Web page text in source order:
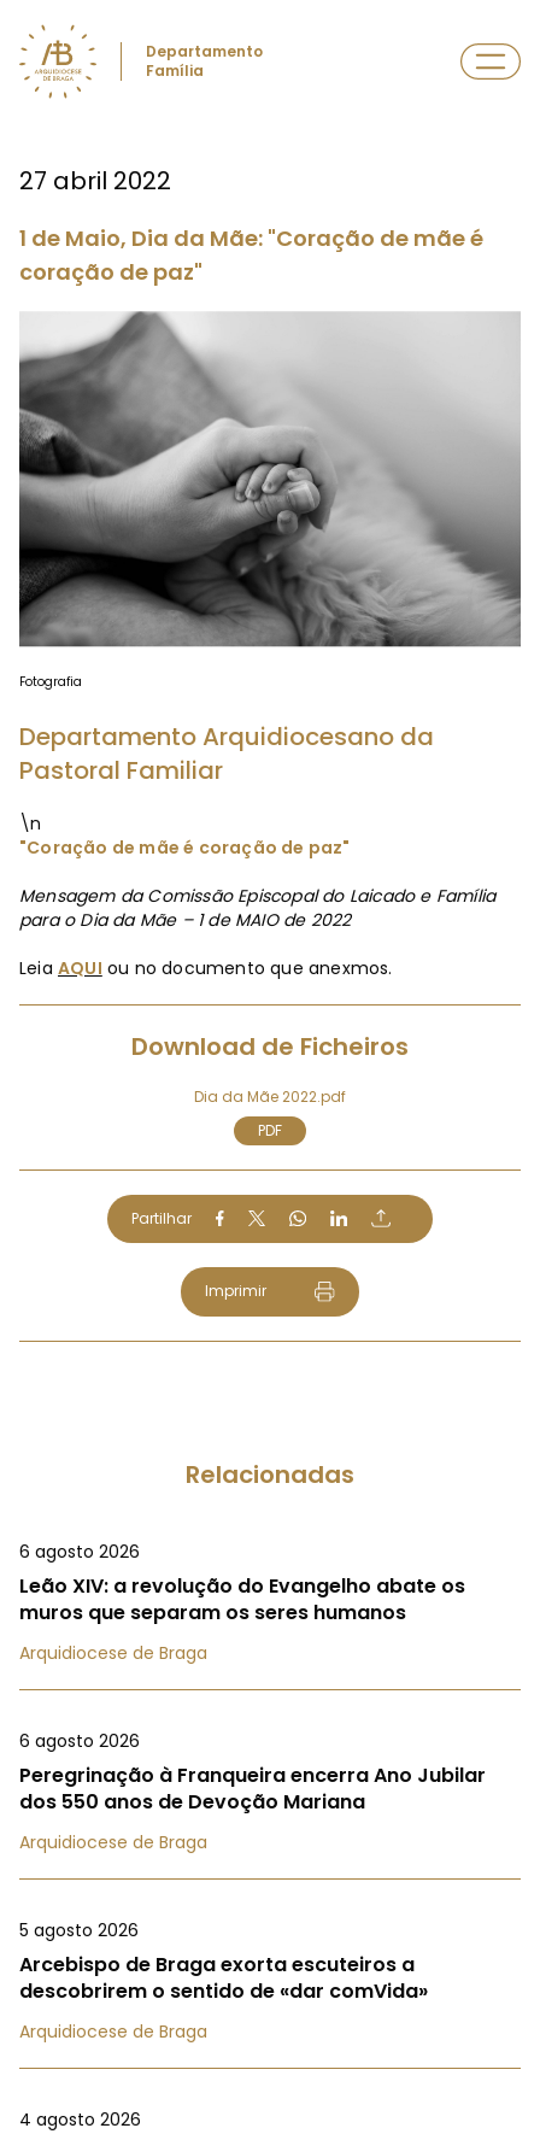
Departamento
Família
27 abril 2022
1 de Maio, Dia da Mãe: "Coração de mãe é
coração de paz"
Fotografia
Departamento Arquidiocesano da
Pastoral Familiar
\n
"Coração de mãe é coração de paz"
Mensagem da Comissão Episcopal do Laicado e Família
para o Dia da Mãe – 1 de MAIO de 2022
Leia AQUI ou no documento que anexmos.
Download de Ficheiros
Dia da Mãe 2022.pdf
PDF
Partilhar
Imprimir
Relacionadas
6 agosto 2026
Leão XIV: a revolução do Evangelho abate os
muros que separam os seres humanos
Arquidiocese de Braga
6 agosto 2026
Peregrinação à Franqueira encerra Ano Jubilar
dos 550 anos de Devoção Mariana
Arquidiocese de Braga
5 agosto 2026
Arcebispo de Braga exorta escuteiros a
descobrirem o sentido de «dar comVida»
Arquidiocese de Braga
4 agosto 2026